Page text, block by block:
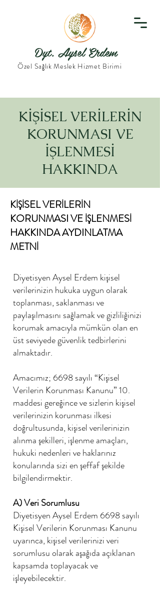
Dyt. Aysel Erdem
Özel Sağlık Meslek Hizmet Birimi
KİŞİSEL VERİLERİN
KORUNMASI VE
İŞLENMESİ
HAKKINDA
KİŞİSEL VERİLERİN
KORUNMASI VE İŞLENMESİ
HAKKINDA AYDINLATMA
METNİ
Diyetisyen Aysel Erdem kişisel
verilerinizin hukuka uygun olarak
toplanması, saklanması ve
paylaşılmasını sağlamak ve gizliliğinizi
korumak amacıyla mümkün olan en
üst seviyede güvenlik tedbirlerini
almaktadır.
Amacımız; 6698 sayılı “Kişisel
Verilerin Korunması Kanunu” 10.
maddesi gereğince ve sizlerin kişisel
verilerinizin korunması ilkesi
doğrultusunda, kişisel verilerinizin
alınma şekilleri, işlenme amaçları,
hukuki nedenleri ve haklarınız
konularında sizi en şeffaf şekilde
bilgilendirmektir.
A) Veri Sorumlusu
Diyetisyen Aysel Erdem 6698 sayılı
Kişisel Verilerin Korunması Kanunu
uyarınca, kişisel verilerinizi veri
sorumlusu olarak aşağıda açıklanan
kapsamda toplayacak ve
işleyebilecektir.